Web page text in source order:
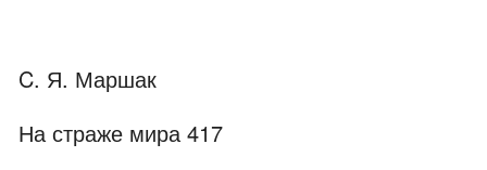
C. Я. Маршак
На страже мира 417